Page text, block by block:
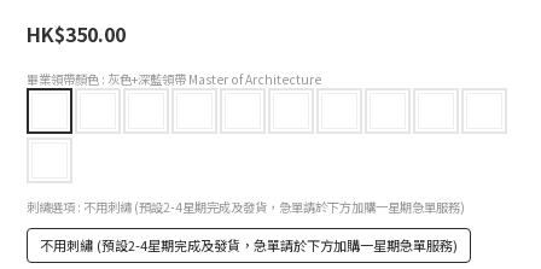
HK$350.00
畢業領帶顏色 : 灰色+深藍領帶 Master of Architecture
刺繡選項 : 不用刺繡 (預設2-4星期完成及發貨，急單請於下方加購一星期急單服務)
不用刺繡 (預設2-4星期完成及發貨，急單請於下方加購一星期急單服務)